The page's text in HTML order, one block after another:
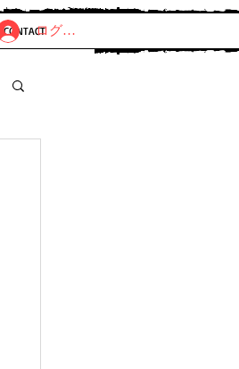
CONTACTログイン